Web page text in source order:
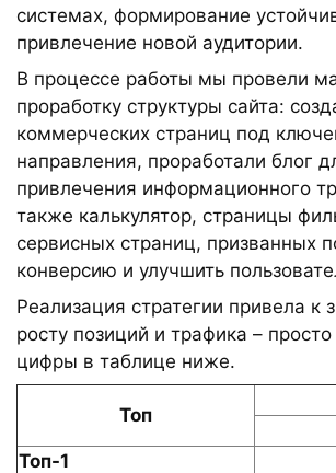
системах, формирование
привлечение новой аудитории.
В процессе работы мы провели
проработку структуры сайта:
коммерческих страниц под
направления, проработали блог
привлечения информационного
также калькулятор, страницы
сервисных страниц, призванных
конверсию и улучшить
Реализация стратегии привела к
росту позиций и трафика – просто
цифры в таблице ниже.
Топ
Топ-1